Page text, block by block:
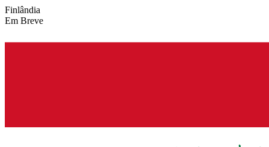
Finlândia
Em Breve